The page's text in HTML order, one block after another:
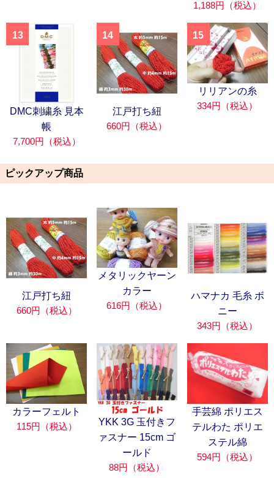
1,188円（税込）
13
DMC刺繍糸 見本
帳
7,700円（税込）
14
江戸打ち紐
660円（税込）
15
リリアンの糸
334円（税込）
ピックアップ商品
江戸打ち紐
660円（税込）
メタリックヤーン
カラー
616円（税込）
ハマナカ 毛糸 ボ
ニー
343円（税込）
カラーフェルト
115円（税込）
YKK 3G 玉付きフ
ァスナー 15cm ゴ
ールド
88円（税込）
手芸綿 ポリエス
テルわた ポリエ
ステル綿
594円（税込）